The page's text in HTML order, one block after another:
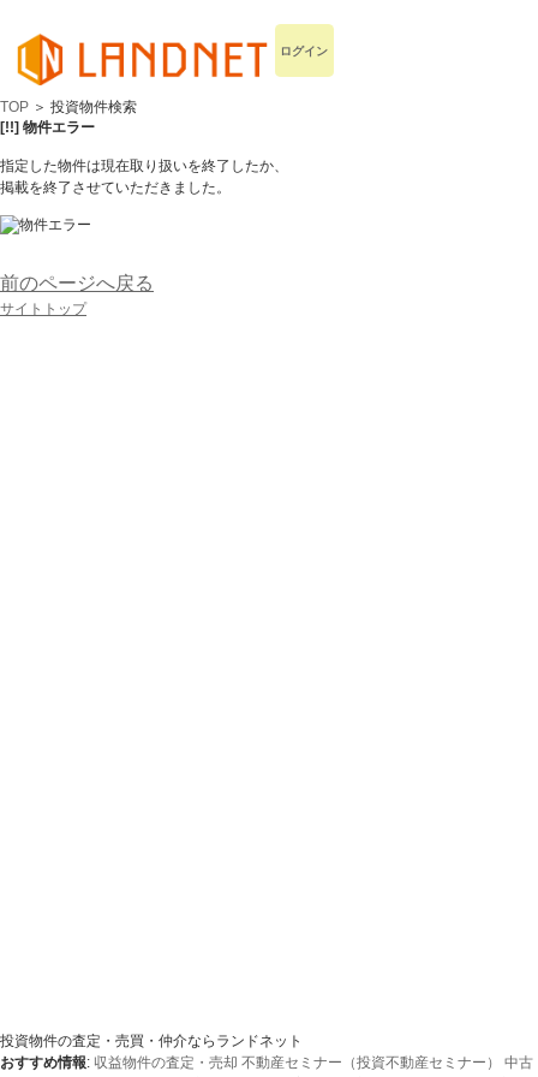
ログイン
TOP ＞ 投資物件検索
[!!] 物件エラー
指定した物件は現在取り扱いを終了したか、
掲載を終了させていただきました。
前のページへ戻る
サイトトップ
投資物件の査定・売買・仲介ならランドネット
おすすめ情報: 収益物件の査定・売却 不動産セミナー（投資不動産セミナー）
中古